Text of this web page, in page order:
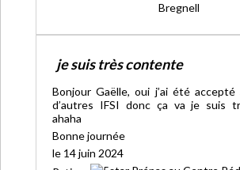
Bregnell
je suis très contente
Bonjour Gaëlle, oui j’ai été
d’autres IFSI donc ça va je suis
ahaha
Bonne journée
le 14 juin 2024